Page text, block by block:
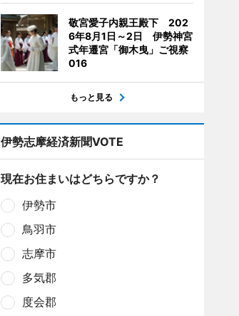
敬宮愛子内親王殿下 202
6年8月1日～2日 伊勢神宮
式年遷宮「御木曳」ご視察
016
もっと見る
伊勢志摩経済新聞VOTE
現在お住まいはどちらですか？
伊勢市
鳥羽市
志摩市
多気郡
度会郡